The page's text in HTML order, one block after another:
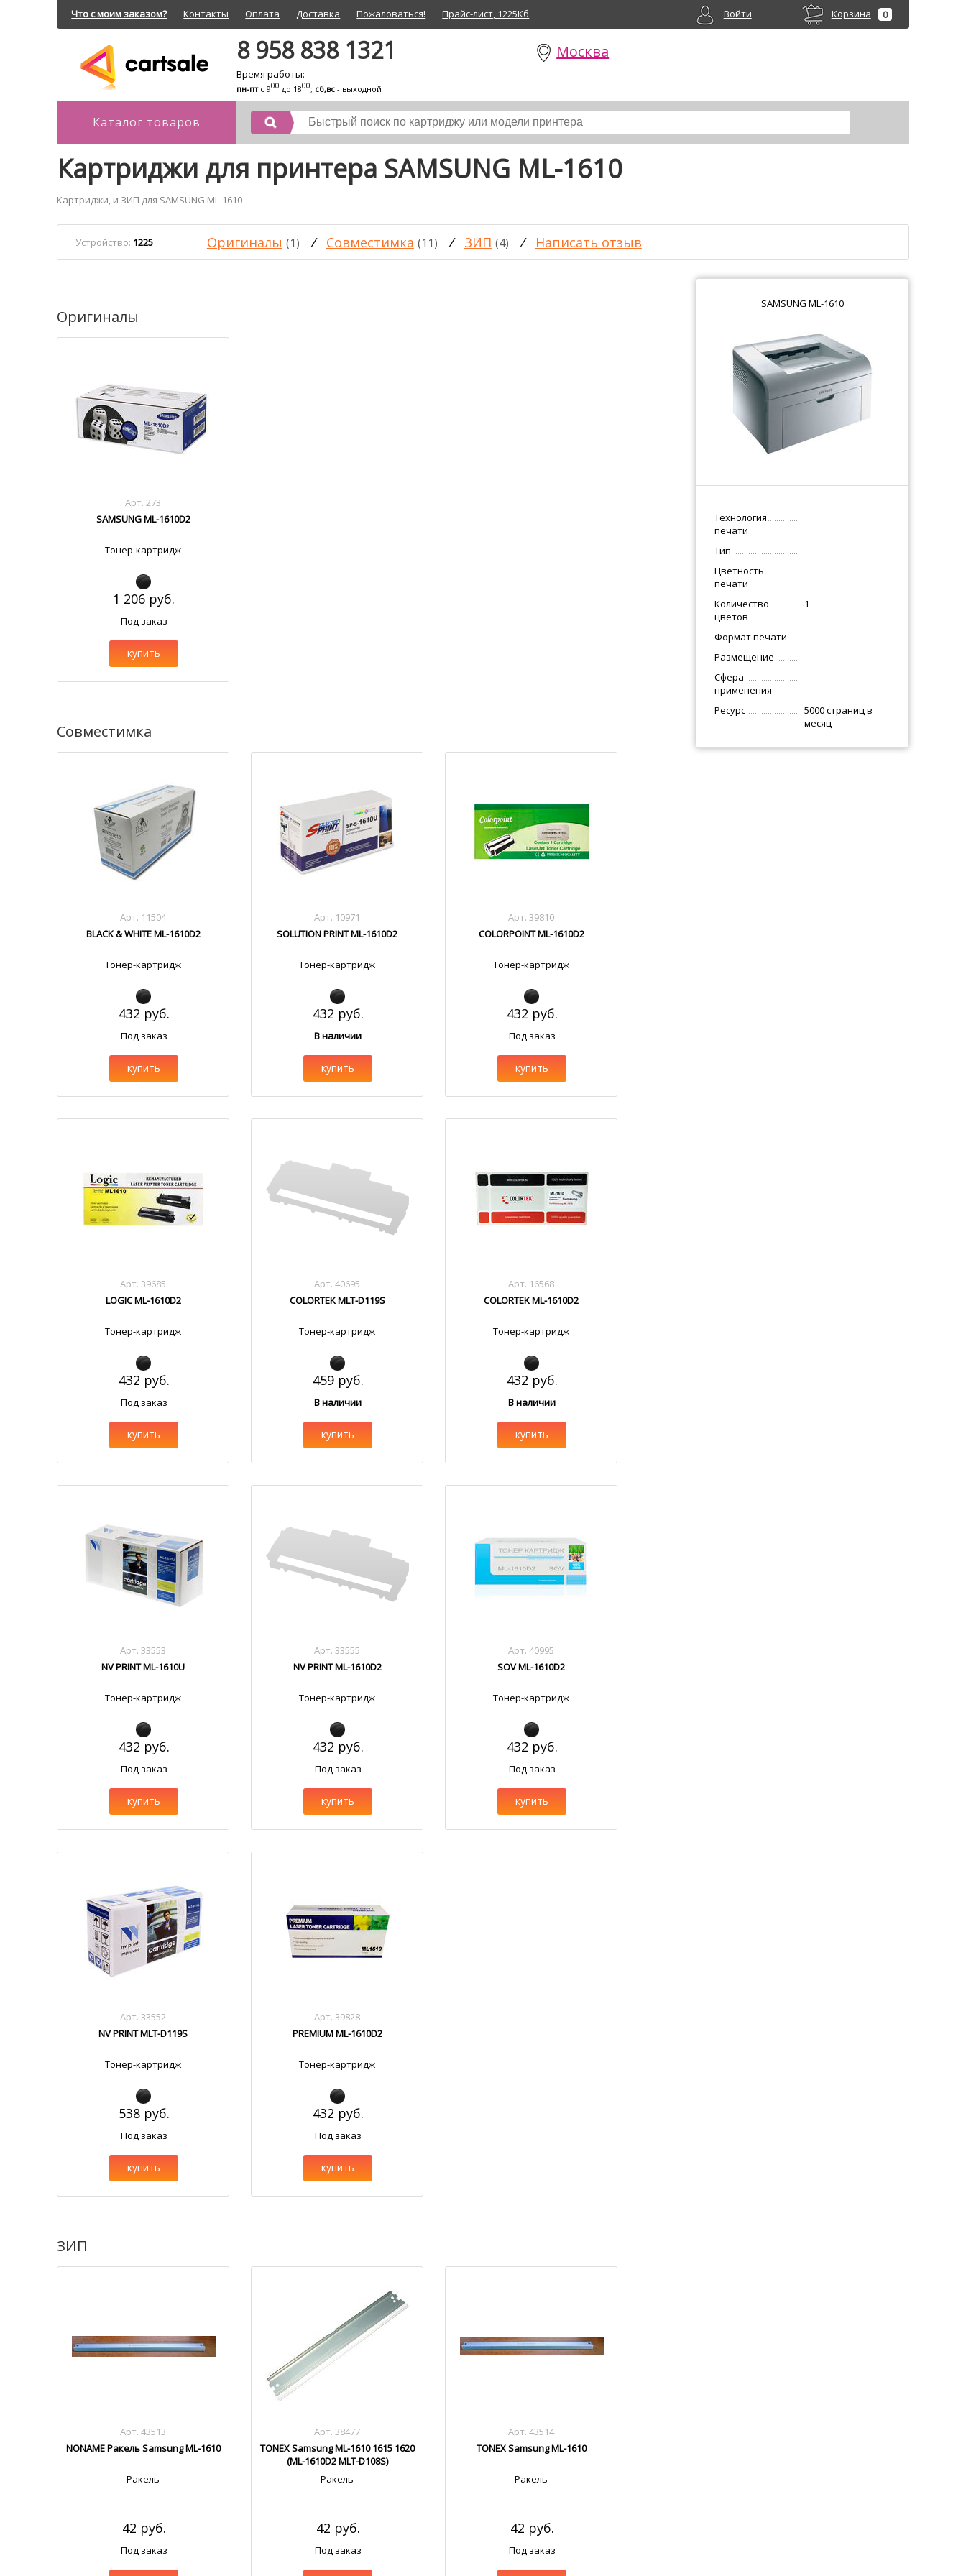
Что с моим заказом? Контакты Оплата Доставка Пожаловаться! Прайс-лист, 1225Кб Корзина 0
Войти
8 958 838 1321
Время работы:
пн-птс 900 до 1800; сб,вс - выходной
Москва
Каталог товаров
Картриджи для принтера SAMSUNG ML-1610
Картриджи, и ЗИП для SAMSUNG ML-1610
Устройство: 1225 Оригиналы (1) / Совместимка (11) / ЗИП (4) / Написать отзыв
Оригиналы
Арт. 273
SAMSUNG ML-1610D2
Тонер-картридж
1 206 руб.
Под заказ
купить
Совместимка
Арт. 11504
BLACK & WHITE ML-1610D2
Тонер-картридж
432 руб.
Под заказ
купить
Арт. 10971
SOLUTION PRINT ML-1610D2
Тонер-картридж
432 руб.
В наличии
купить
Арт. 39810
COLORPOINT ML-1610D2
Тонер-картридж
432 руб.
Под заказ
купить
Арт. 39685
LOGIC ML-1610D2
Тонер-картридж
432 руб.
Под заказ
купить
Арт. 40695
COLORTEK MLT-D119S
Тонер-картридж
459 руб.
В наличии
купить
Арт. 16568
COLORTEK ML-1610D2
Тонер-картридж
432 руб.
В наличии
купить
Арт. 33553
NV PRINT ML-1610U
Тонер-картридж
432 руб.
Под заказ
купить
Арт. 33555
NV PRINT ML-1610D2
Тонер-картридж
432 руб.
Под заказ
купить
Арт. 40995
SOV ML-1610D2
Тонер-картридж
432 руб.
Под заказ
купить
Арт. 33552
NV PRINT MLT-D119S
Тонер-картридж
538 руб.
Под заказ
купить
Арт. 39828
PREMIUM ML-1610D2
Тонер-картридж
432 руб.
Под заказ
купить
ЗИП
Арт. 43513
NONAME Ракель Samsung ML-1610
Ракель
42 руб.
Под заказ
Арт. 38477
TONEX Samsung ML-1610 1615 1620
(ML-1610D2 MLT-D108S)
Ракель
42 руб.
Под заказ
Арт. 43514
TONEX Samsung ML-1610
Ракель
42 руб.
Под заказ
SAMSUNG ML-1610
Технология
печати
Тип
Цветность
печати
Количество
цветов
1
Формат печати
Размещение
Сфера
применения
Ресурс
5000 страниц в
месяц